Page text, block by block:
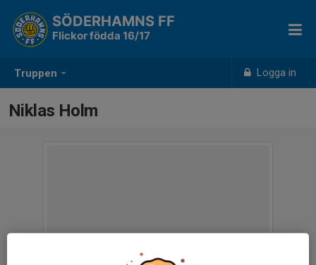
Truppen Logga in
SÖDERHAMNS FF
Flickor födda 16/17
Niklas Holm